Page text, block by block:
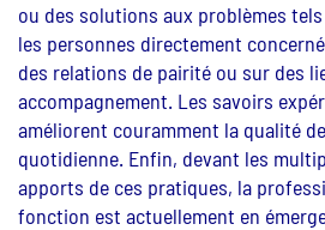
ou des solutions aux problèmes
les personnes directement
des relations de pairité ou sur des
accompagnement. Les savoirs
améliorent couramment la qualité
quotidienne. Enfin, devant les
apports de ces pratiques, la
fonction est actuellement en